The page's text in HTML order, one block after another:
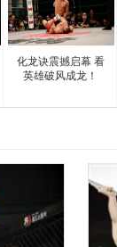
化龙诀震撼启幕 看
英雄破风成龙！